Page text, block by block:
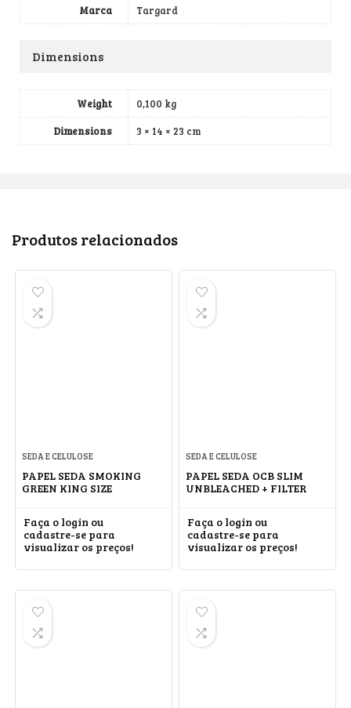
Marca Targard
Dimensions
Weight
0,100 kg
Dimensions
3 × 14 × 23 cm
Produtos relacionados
SEDA E CELULOSE
PAPEL SEDA SMOKING
GREEN KING SIZE
Faça o login ou
cadastre-se para
visualizar os preços!
SEDA E CELULOSE
PAPEL SEDA OCB SLIM
UNBLEACHED + FILTER
Faça o login ou
cadastre-se para
visualizar os preços!